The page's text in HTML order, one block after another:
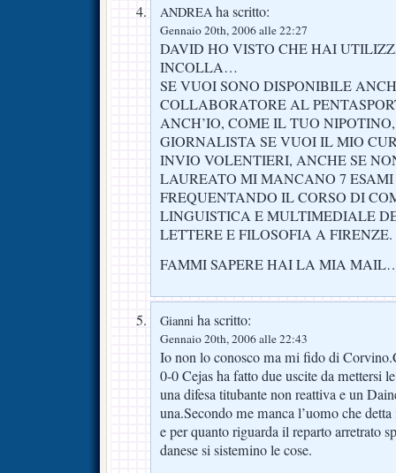
ANDREA ha scritto:
Gennaio 20th, 2006 alle 22:27
DAVID HO VISTO CHE HAI
INCOLLA…
SE VUOI SONO DISPONIBILE
COLLABORATORE AL
ANCH’IO, COME IL TUO
GIORNALISTA SE VUOI IL MIO
INVIO VOLENTIERI, ANCHE SE
LAUREATO MI MANCANO 7 ESAMI
FREQUENTANDO IL CORSO DI
LINGUISTICA E MULTIMEDIALE
LETTERE E FILOSOFIA A FIRENZE.
FAMMI SAPERE HAI LA MIA
Gianni ha scritto:
Gennaio 20th, 2006 alle 22:43
Io non lo conosco ma mi fido di
0-0 Cejas ha fatto due uscite da mettersi
una difesa titubante non reattiva e un
una.Secondo me manca l’uomo che
e per quanto riguarda il reparto arretrato
danese si sistemino le cose.